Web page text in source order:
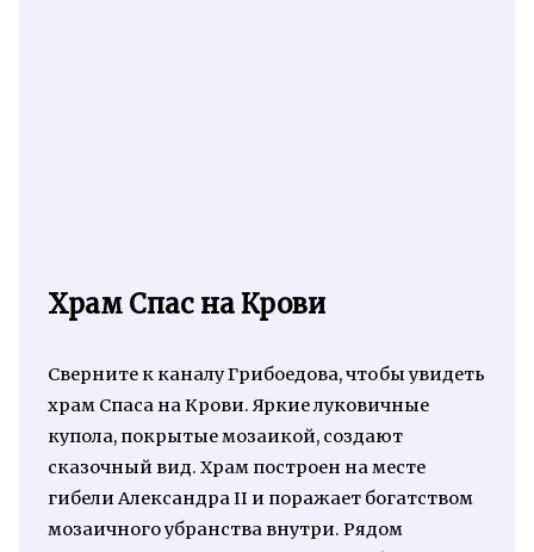
Храм Спас на Крови
Сверните к каналу Грибоедова, чтобы увидеть
храм Спаса на Крови. Яркие луковичные
купола, покрытые мозаикой, создают
сказочный вид. Храм построен на месте
гибели Александра II и поражает богатством
мозаичного убранства внутри. Рядом